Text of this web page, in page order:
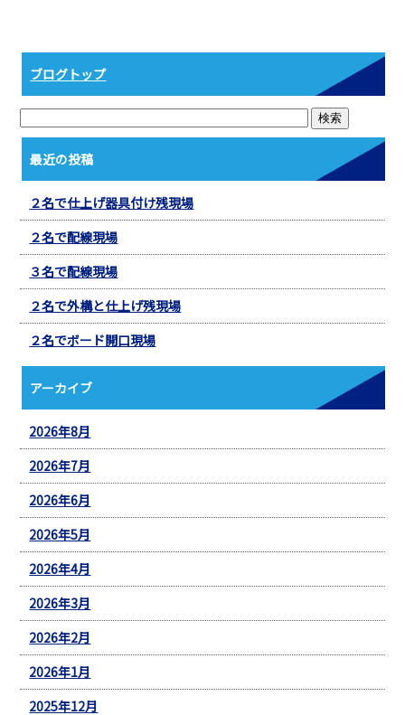
o
k
ブログトップ
最近の投稿
２名で仕上げ器具付け残現場
２名で配線現場
３名で配線現場
２名で外構と仕上げ残現場
２名でボード開口現場
アーカイブ
2026年8月
2026年7月
2026年6月
2026年5月
2026年4月
2026年3月
2026年2月
2026年1月
2025年12月